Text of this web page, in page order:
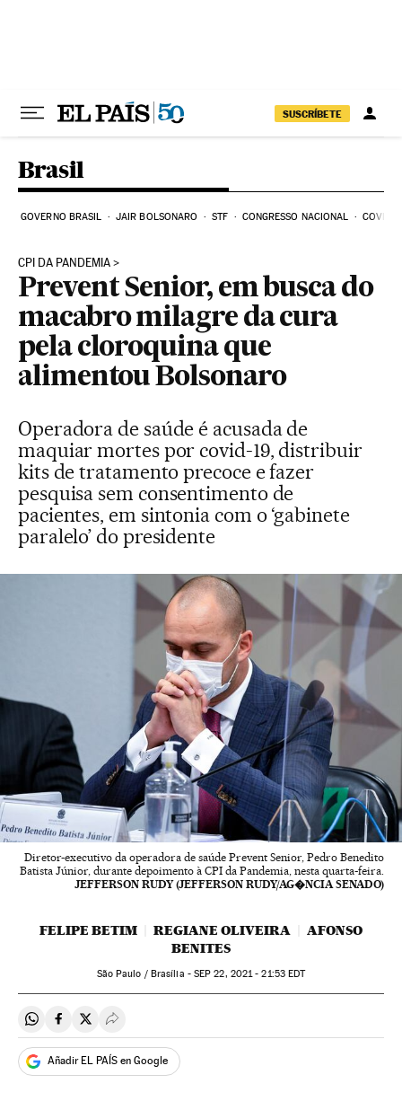
SUSCRÍBETE
Brasil
GOVERNO BRASIL JAIR BOLSONARO STF CONGRESSO NACIONAL COVID-
CPI DA PANDEMIA
Prevent Senior, em busca do
macabro milagre da cura
pela cloroquina que
alimentou Bolsonaro
Operadora de saúde é acusada de
maquiar mortes por covid-19, distribuir
kits de tratamento precoce e fazer
pesquisa sem consentimento de
pacientes, em sintonia com o ‘gabinete
paralelo’ do presidente
Diretor-executivo da operadora de saúde Prevent Senior, Pedro Benedito
Batista Júnior, durante depoimento à CPI da Pandemia, nesta quarta-feira.
JEFFERSON RUDY (JEFFERSON RUDY/AG�NCIA SENADO)
FELIPE BETIM REGIANE OLIVEIRA
AFONSO
BENITES
São Paulo / Brasília - SEP 22, 2021 - 21:53EDT
Compartir en Whatsapp
Compartir en Facebook
Compartir en Twitter
Desplegar Redes Sociales
Añadir EL PAÍS en Google